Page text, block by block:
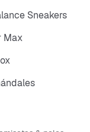
Sneakers
Max